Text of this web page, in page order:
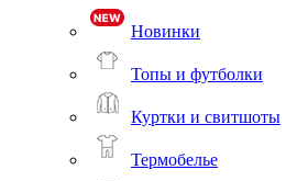
Новинки
Топы и футболки
Куртки и свитшоты
Термобелье